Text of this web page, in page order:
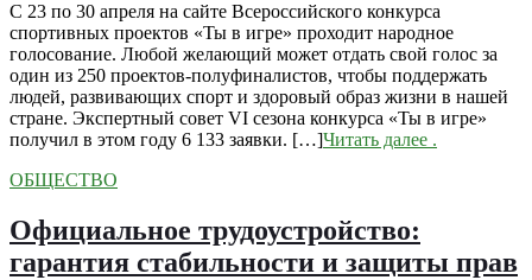
С 23 по 30 апреля на сайте Всероссийского конкурса
спортивных проектов «Ты в игре» проходит народное
голосование. Любой желающий может отдать свой голос за
один из 250 проектов-полуфиналистов, чтобы поддержать
людей, развивающих спорт и здоровый образ жизни в нашей
стране. Экспертный совет VI сезона конкурса «Ты в игре»
получил в этом году 6 133 заявки. […]Читать далее .
ОБЩЕСТВО
Официальное трудоустройство:
гарантия стабильности и защиты прав